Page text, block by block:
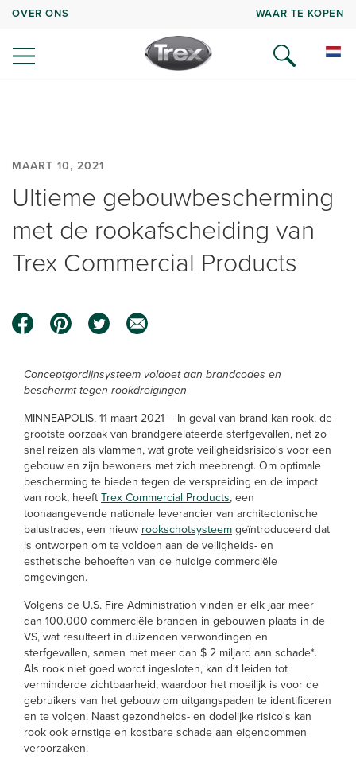
OVER ONS WAAR TE KOPEN
MAART 10, 2021
Ultieme gebouwbescherming
met de rookafscheiding van
Trex Commercial Products
Conceptgordijnsysteem voldoet aan brandcodes en
beschermt tegen rookdreigingen
MINNEAPOLIS, 11 maart 2021 – In geval van brand kan rook, de
grootste oorzaak van brandgerelateerde sterfgevallen, net zo
snel reizen als vlammen, wat grote veiligheidsrisico's voor een
gebouw en zijn bewoners met zich meebrengt. Om optimale
bescherming te bieden tegen de verspreiding en de impact
van rook, heeftTrex Commercial Products, een
toonaangevende nationale leverancier van architectonische
balustrades, een nieuw rookschotsysteemgeïntroduceerd dat
is ontworpen om te voldoen aan de veiligheids- en
esthetische behoeften van de huidige commerciële
omgevingen.
Volgens de U.S. Fire Administration vinden er elk jaar meer
dan 100.000 commerciële branden in gebouwen plaats in de
VS, wat resulteert in duizenden verwondingen en
sterfgevallen, samen met meer dan $ 2 miljard aan schade*.
Als rook niet goed wordt ingesloten, kan dit leiden tot
verminderde zichtbaarheid, waardoor het moeilijk is voor de
gebruikers van het gebouw om uitgangspaden te identificeren
en te volgen. Naast gezondheids- en dodelijke risico's kan
rook ook ernstige en kostbare schade aan eigendommen
veroorzaken.